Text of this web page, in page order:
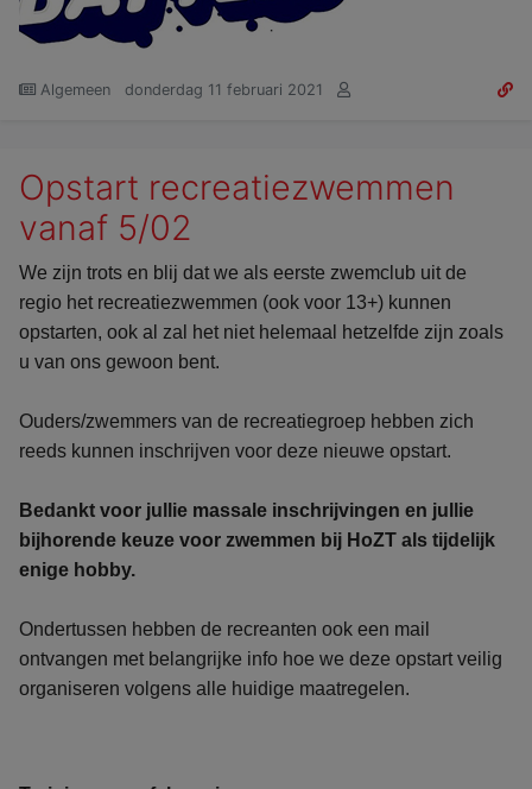
Algemeen donderdag 11 februari 2021
Opstart recreatiezwemmen
vanaf 5/02
We zijn trots en blij dat we als eerste zwemclub uit de
regio het recreatiezwemmen (ook voor 13+) kunnen
opstarten, ook al zal het niet helemaal hetzelfde zijn zoals
u van ons gewoon bent.
Ouders/zwemmers van de recreatiegroep hebben zich
reeds kunnen inschrijven voor deze nieuwe opstart.
Bedankt voor jullie massale inschrijvingen en jullie
bijhorende keuze voor zwemmen bij HoZT als tijdelijk
enige hobby.
Ondertussen hebben de recreanten ook een mail
ontvangen met belangrijke info hoe we deze opstart veilig
organiseren volgens alle huidige maatregelen.